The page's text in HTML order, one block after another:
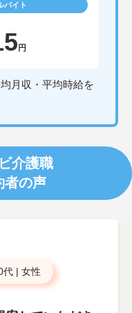
バイト
円
月収・平均時給を
介護職
者の声
代 | 女性